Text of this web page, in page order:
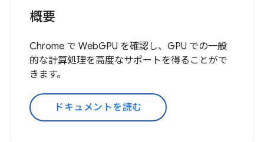
概要
Chrome で WebGPU を確認し、GPU での一般
的な計算処理を高度なサポートを得ることがで
きます。
ドキュメントを読む